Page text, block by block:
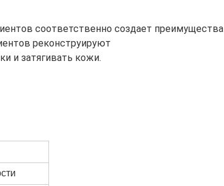
соответственно создает преимущества
реконструируют
и затягивать кожи.